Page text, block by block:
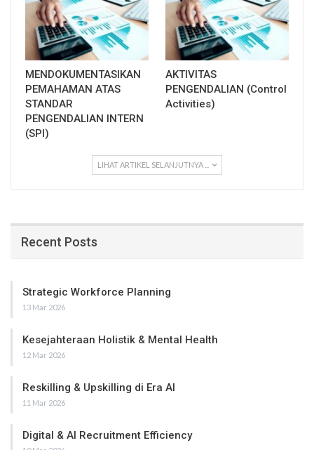
MENDOKUMENTASIKAN
PEMAHAMAN ATAS
STANDAR
PENGENDALIAN INTERN
(SPI)
AKTIVITAS
PENGENDALIAN (Control
Activities)
LIHAT ARTIKEL SELANJUTNYA ...
Recent Posts
Strategic Workforce Planning
13 Mar 2026
Kesejahteraan Holistik & Mental Health
12 Mar 2026
Reskilling & Upskilling di Era AI
11 Mar 2026
Digital & AI Recruitment Efficiency